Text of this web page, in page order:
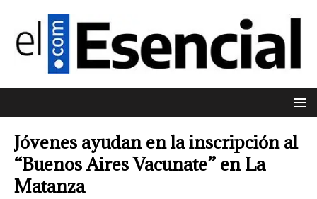
Jóvenes ayudan en la inscripción al
“Buenos Aires Vacunate” en La
Matanza